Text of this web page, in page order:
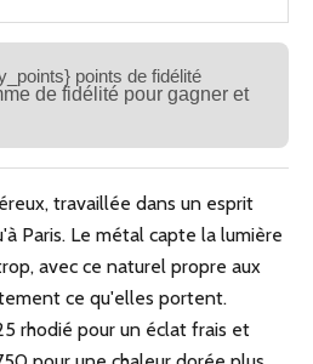
points de fidélité
de fidélité pour gagner et
travaillée dans un esprit
Paris. Le métal capte la lumière
avec ce naturel propre aux
ce qu'elles portent.
rhodié pour un éclat frais et